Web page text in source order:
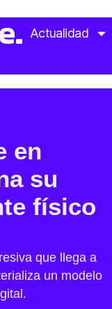
Actualidad
en
su
físico
que llega a
un modelo